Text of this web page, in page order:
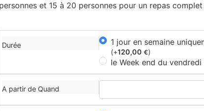
personnes et 15 à 20 personnes pour un repas complet
Durée 1 jour en semaine
(+120,00 €)
le Week end du vendredi
A partir de Quand